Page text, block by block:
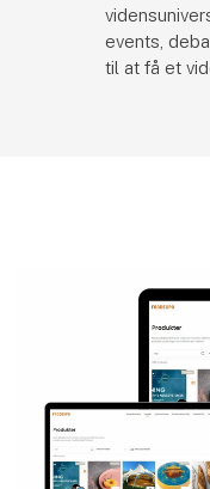
events,
til at få et